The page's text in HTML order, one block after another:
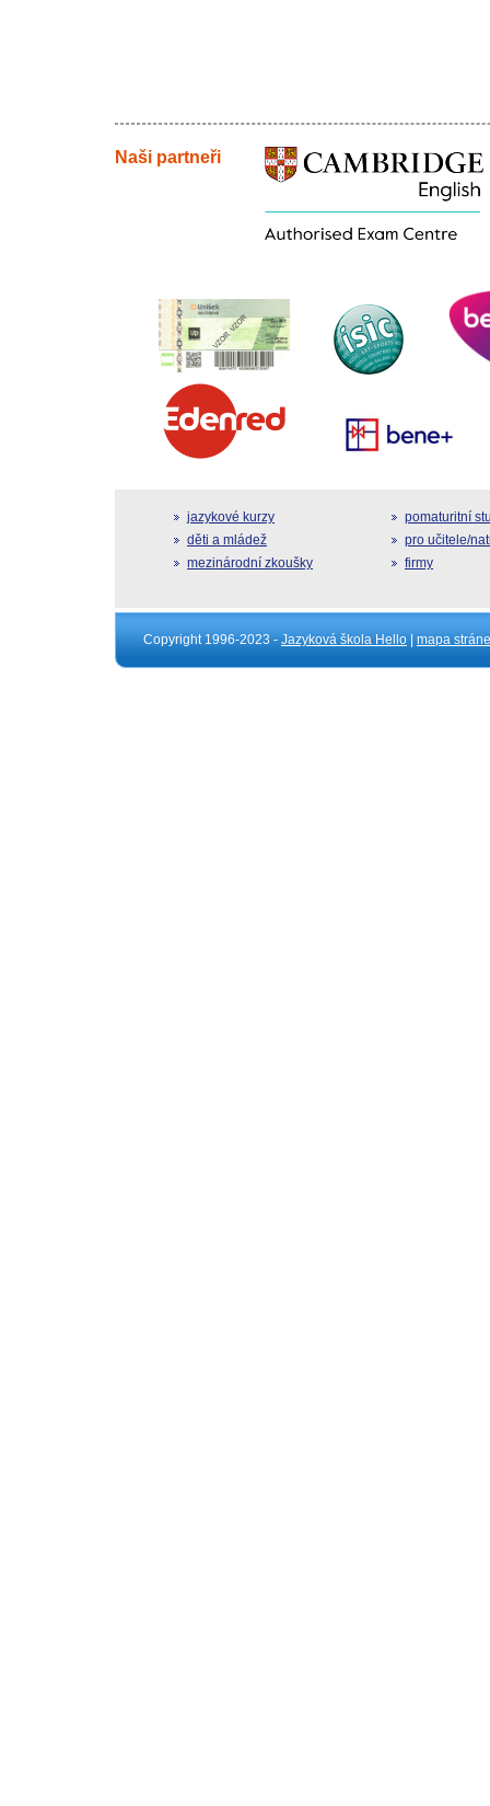
Naši partneři
jazykové kurzy
děti a mládež
mezinárodní zkoušky
pomaturitní
pro učitele/
firmy
Copyright 1996-2023 - Jazyková škola Hello mapa